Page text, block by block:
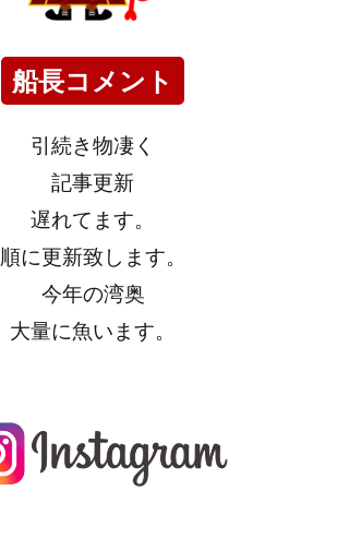
船長コメント
引続き物凄く
記事更新
遅れてます。
順に更新致します。
今年の湾奥
大量に魚います。